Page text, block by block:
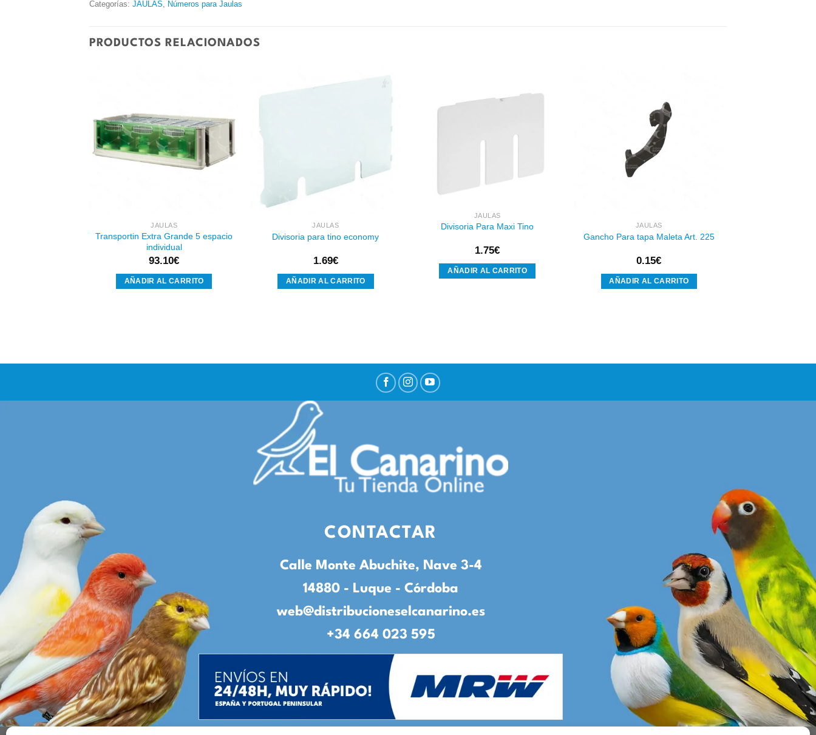
Categorías: JAULAS Números para Jaulas
PRODUCTOS RELACIONADOS
Añadir
a la
lista de
deseos
JAULAS
Transportin Extra Grande 5 espacio
individual
93.10€
AÑADIR AL CARRITO
JAULAS
Divisoria para tino economy
1.69€
AÑADIR AL CARRITO
JAULAS
Divisoria Para Maxi Tino
1.75€
AÑADIR AL CARRITO
JAULAS
Gancho Para tapa Maleta Art. 225
0.15€
AÑADIR AL CARRITO
CONTACTAR
Calle Monte Abuchite, Nave 3-4
14880 - Luque - Córdoba
web@distribucioneselcanarino.es
+34 664 023 595